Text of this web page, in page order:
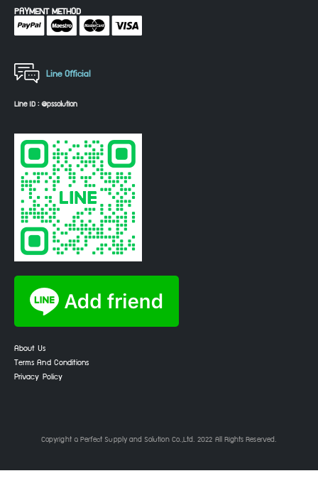
Line Official
Line ID : @pssolution
About Us
Terms And Conditions
Privacy Policy
PAYMENT METHOD
Copyright © Perfect Supply and Solution Co.,Ltd. 2022 All Rights Reserved.